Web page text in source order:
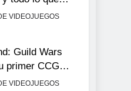
el lanzamiento
VIDEOJUEGOS
Guild Wars
primer CCG
PC y móviles
VIDEOJUEGOS